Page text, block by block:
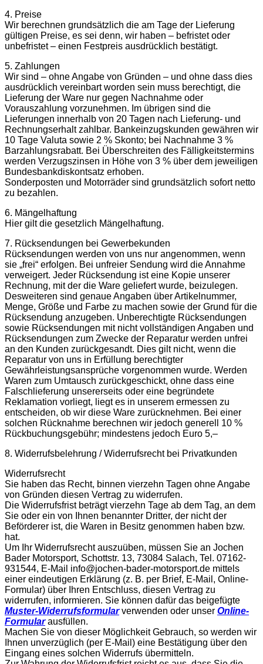
4. Preise
Wir berechnen grundsätzlich die am Tage der Lieferung
gültigen Preise, es sei denn, wir haben – befristet oder
unbefristet – einen Festpreis ausdrücklich bestätigt.
5. Zahlungen
Wir sind – ohne Angabe von Gründen – und ohne dass dies
ausdrücklich vereinbart worden sein muss berechtigt, die
Lieferung der Ware nur gegen Nachnahme oder
Vorauszahlung vorzunehmen. Im übrigen sind die
Lieferungen innerhalb von 20 Tagen nach Lieferung- und
Rechnungserhalt zahlbar. Bankeinzugskunden gewähren wir
10 Tage Valuta sowie 2 % Skonto; bei Nachnahme 3 %
Barzahlungsrabatt. Bei Überschreiten des Fälligkeitstermins
werden Verzugszinsen in Höhe von 3 % über dem jeweiligen
Bundesbankdiskontsatz erhoben.
Sonderposten und Motorräder sind grundsätzlich sofort netto
zu bezahlen.
6. Mängelhaftung
Hier gilt die gesetzlich Mängelhaftung.
7. Rücksendungen bei Gewerbekunden
Rücksendungen werden von uns nur angenommen, wenn
sie „frei“ erfolgen. Bei unfreier Sendung wird die Annahme
verweigert. Jeder Rücksendung ist eine Kopie unserer
Rechnung, mit der die Ware geliefert wurde, beizulegen.
Desweiteren sind genaue Angaben über Artikelnummer,
Menge, Größe und Farbe zu machen sowie der Grund für die
Rücksendung anzugeben. Unberechtigte Rücksendungen
sowie Rücksendungen mit nicht vollständigen Angaben und
Rücksendungen zum Zwecke der Reparatur werden unfrei
an den Kunden zurückgesandt. Dies gilt nicht, wenn die
Reparatur von uns in Erfüllung berechtigter
Gewährleistungsansprüche vorgenommen wurde. Werden
Waren zum Umtausch zurückgeschickt, ohne dass eine
Falschlieferung unsererseits oder eine begründete
Reklamation vorliegt, liegt es in unserem ermessen zu
entscheiden, ob wir diese Ware zurücknehmen. Bei einer
solchen Rücknahme berechnen wir jedoch generell 10 %
Rückbuchungsgebühr; mindestens jedoch Euro 5,–
8. Widerrufsbelehrung / Widerrufsrecht bei Privatkunden
Widerrufsrecht
Sie haben das Recht, binnen vierzehn Tagen ohne Angabe
von Gründen diesen Vertrag zu widerrufen.
Die Widerrufsfrist beträgt vierzehn Tage ab dem Tag, an dem
Sie oder ein von Ihnen benannter Dritter, der nicht der
Beförderer ist, die Waren in Besitz genommen haben bzw.
hat.
Um Ihr Widerrufsrecht auszuüben, müssen Sie an Jochen
Bader Motorsport, Schottstr. 13, 73084 Salach, Tel. 07162-
931544, E-Mail info@jochen-bader-motorsport.de mittels
einer eindeutigen Erklärung (z. B. per Brief, E-Mail, Online-
Formular) über Ihren Entschluss, diesen Vertrag zu
widerrufen, informieren. Sie können dafür das beigefügte
Muster-Widerrufsformularverwenden oder unser Online-
Formularausfüllen.
Machen Sie von dieser Möglichkeit Gebrauch, so werden wir
Ihnen unverzüglich (per E-Mail) eine Bestätigung über den
Eingang eines solchen Widerrufs übermitteln.